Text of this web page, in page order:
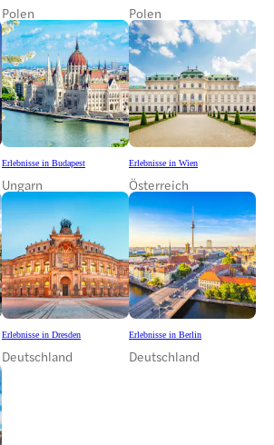
Polen Polen
Erlebnisse in Budapest
Ungarn
Erlebnisse in Wien
Österreich
Erlebnisse in Dresden
Deutschland
Erlebnisse in Berlin
Deutschland